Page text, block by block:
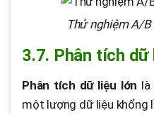
Thử nghiệm A/
3.7. Phân tích dữ
Phân tích dữ liệu lớn
một lượng dữ liệu khổng